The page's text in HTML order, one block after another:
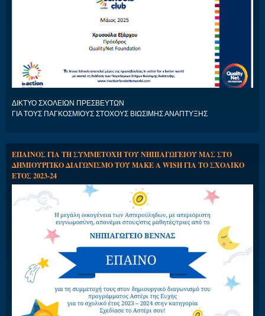
ΔΙΚΤΥΟ ΣΧΟΛΕΙΩΝ ΠΡΕΣΒΕΥΤΩΝ
ΓΙΑ ΤΟΥΣ ΠΑΓΚΟΣΜΙΟΥΣ ΣΤΟΧΟΥΣ ΒΙΩΣΙΜΗΣ ΑΝΑΠΤΥΞΗΣ
ΕΠΑΙΝΟΣ ΓΙΑ ΤΗ ΣΥΜΜΕΤΟΧΗ ΤΟΥ ΝΗΠΙΑΓΩΓΕΙΟΥ ΜΑΣ ΣΤΟ
ΔΗΜΙΟΥΡΓΙΚΟ ΔΙΑΓΩΝΙΣΜΟ ΤΟΥ MAKE A WISH ΓΙΑ ΤΟ ΣΧΟΛΙΚΟ
ΕΤΟΣ 2023-24